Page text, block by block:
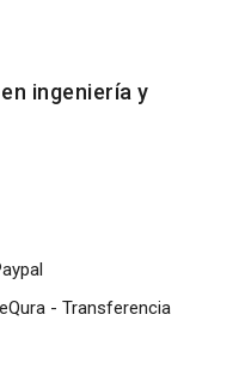
ingeniería y
- Transferencia